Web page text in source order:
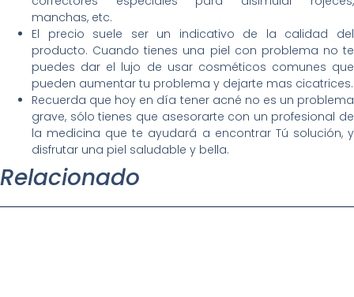
manchas, etc.
El precio suele ser un indicativo de la calidad del
producto. Cuando tienes una piel con problema no te
puedes dar el lujo de usar cosméticos comunes que
pueden aumentar tu problema y dejarte mas cicatrices.
Recuerda que hoy en día tener acné no es un problema
grave, sólo tienes que asesorarte con un profesional de
la medicina que te ayudará a encontrar Tú solución, y
disfrutar una piel saludable y bella.
Relacionado